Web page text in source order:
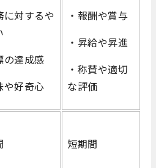
に対するや
の達成感
や好奇心
・報酬や賞与
・昇給や昇進
・称賛や適切
な評価
短期間